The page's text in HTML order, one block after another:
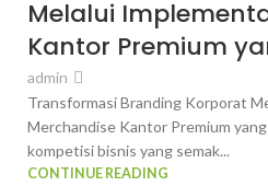
Melalui
Kantor Premium
admin
Transformasi Branding Korporat
Merchandise Kantor Premium
kompetisi bisnis yang semak...
CONTINUE READING